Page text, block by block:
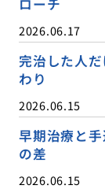
2026.06.17
完治した人
わり
2026.06.15
早期治療と
の差
2026.06.15